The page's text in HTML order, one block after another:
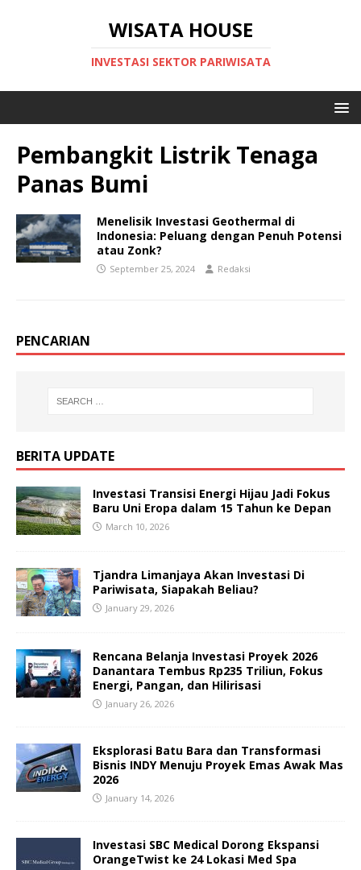
WISATA HOUSE
INVESTASI SEKTOR PARIWISATA
Pembangkit Listrik Tenaga
Panas Bumi
Menelisik Investasi Geothermal di
Indonesia: Peluang dengan Penuh Potensi
atau Zonk?
September 25, 2024 Redaksi
PENCARIAN
BERITA UPDATE
Investasi Transisi Energi Hijau Jadi Fokus
Baru Uni Eropa dalam 15 Tahun ke Depan
March 10, 2026
Tjandra Limanjaya Akan Investasi Di
Pariwisata, Siapakah Beliau?
January 29, 2026
Rencana Belanja Investasi Proyek 2026
Danantara Tembus Rp235 Triliun, Fokus
Energi, Pangan, dan Hilirisasi
January 26, 2026
Eksplorasi Batu Bara dan Transformasi
Bisnis INDY Menuju Proyek Emas Awak Mas
2026
January 14, 2026
Investasi SBC Medical Dorong Ekspansi
OrangeTwist ke 24 Lokasi Med Spa